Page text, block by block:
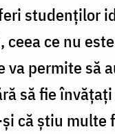
studenților
ce nu
va permite să
să fie
că știu multe